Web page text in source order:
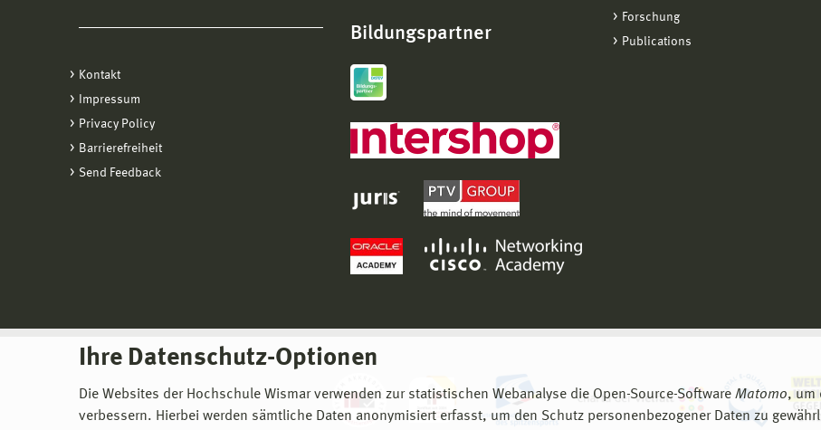
Ihre Datenschutz-Optionen
Die Websites der Hochschule Wismar verwenden zur statistischen Webanalyse die Open-Source-Software Matomo, um
verbessern. Hierbei werden sämtliche Daten anonymisiert erfasst, um den Schutz personenbezogener Daten zu
Kontakt
Impressum
Privacy Policy
Barrierefreiheit
Send Feedback
Bildungspartner
Forschung
Publications